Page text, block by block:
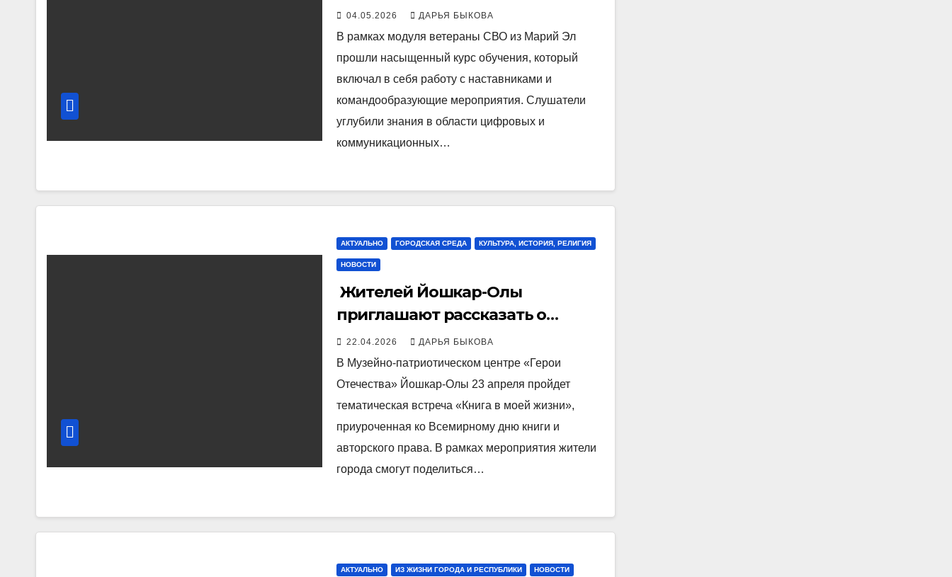
программы «Герои Марий Эл.
Талешке-влак»
04.05.2026 ДАРЬЯ БЫКОВА
В рамках модуля ветераны СВО из Марий Эл
прошли насыщенный курс обучения, который
включал в себя работу с наставниками и
командообразующие мероприятия. Слушатели
углубили знания в области цифровых и
коммуникационных…
АКТУАЛЬНО ГОРОДСКАЯ СРЕДА КУЛЬТУРА, ИСТОРИЯ, РЕЛИГИЯ
НОВОСТИ
Жителей Йошкар-Олы
приглашают рассказать о
любимой книге
22.04.2026 ДАРЬЯ БЫКОВА
В Музейно-патриотическом центре «Герои
Отечества» Йошкар-Олы 23 апреля пройдет
тематическая встреча «Книга в моей жизни»,
приуроченная ко Всемирному дню книги и
авторского права. В рамках мероприятия жители
города смогут поделиться…
АКТУАЛЬНО ИЗ ЖИЗНИ ГОРОДА И РЕСПУБЛИКИ НОВОСТИ